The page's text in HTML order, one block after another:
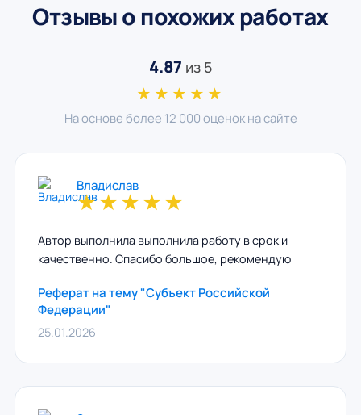
Отзывы о похожих работах
4.87 из 5
★★★★★
На основе более 12 000 оценок на сайте
Владислав
★★★★★
Автор выполнила выполнила работу в срок и
качественно. Спасибо большое, рекомендую
Реферат на тему "Субъект Российской
Федерации"
25.01.2026